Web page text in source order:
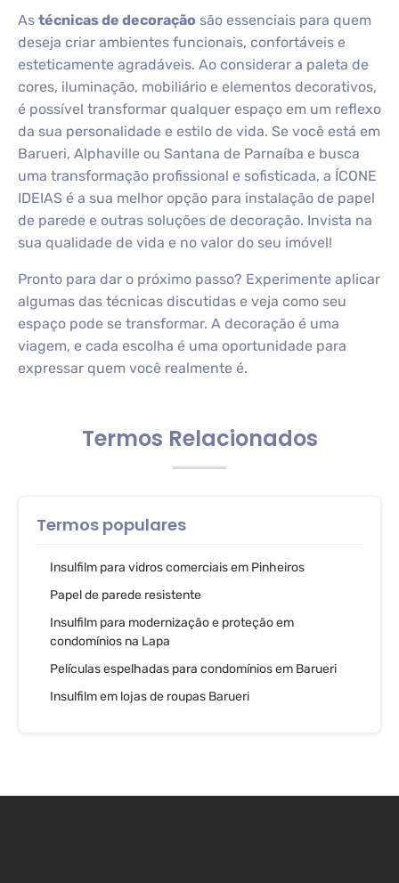
As técnicas de decoração são essenciais para quem
deseja criar ambientes funcionais, confortáveis e
esteticamente agradáveis. Ao considerar a paleta de
cores, iluminação, mobiliário e elementos decorativos,
é possível transformar qualquer espaço em um reflexo
da sua personalidade e estilo de vida. Se você está em
Barueri, Alphaville ou Santana de Parnaíba e busca
uma transformação profissional e sofisticada, a ÍCONE
IDEIAS é a sua melhor opção para instalação de papel
de parede e outras soluções de decoração. Invista na
sua qualidade de vida e no valor do seu imóvel!
Pronto para dar o próximo passo? Experimente aplicar
algumas das técnicas discutidas e veja como seu
espaço pode se transformar. A decoração é uma
viagem, e cada escolha é uma oportunidade para
expressar quem você realmente é.
Termos Relacionados
Termos populares
Insulfilm para vidros comerciais em Pinheiros
Papel de parede resistente
Insulfilm para modernização e proteção em
condomínios na Lapa
Películas espelhadas para condomínios em Barueri
Insulfilm em lojas de roupas Barueri